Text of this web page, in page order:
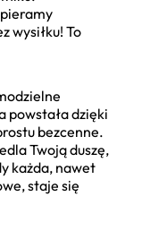
wysiłku! To
powstała dzięki
bezcenne.
Twoją duszę,
każda, nawet
staje się